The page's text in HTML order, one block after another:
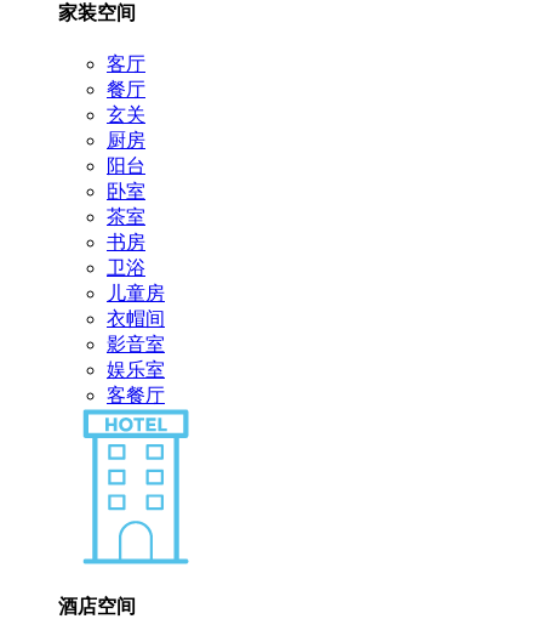
家装空间
客厅
餐厅
玄关
厨房
阳台
卧室
茶室
书房
卫浴
儿童房
衣帽间
影音室
娱乐室
客餐厅
酒店空间